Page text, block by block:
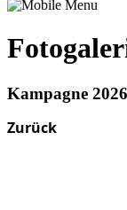
Kampagne 2026
Zurück